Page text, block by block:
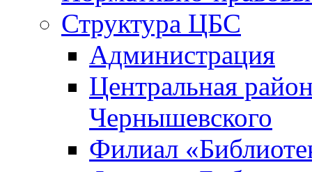
Структура ЦБС
Администрация
Центральная
Чернышевского
Филиал